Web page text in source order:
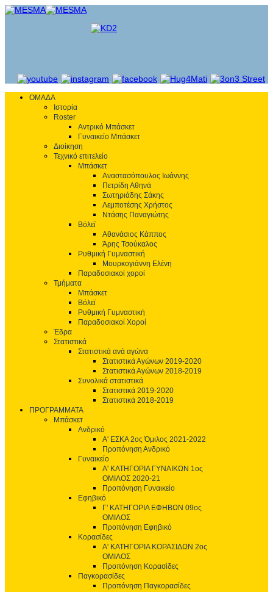
ΟΜΑΔΑ
Ιστορία
Roster
Αντρικό Μπάσκετ
Γυναικείο Μπάσκετ
Διοίκηση
Τεχνικό επιτελείο
Μπάσκετ
Αναστασόπουλος Ιωάννης
Πετρίδη Αθηνά
Σωτηριάδης Σάκης
Λεμποτέσης Χρήστος
Ντάσης Παναγιώτης
Βόλεϊ
Αθανάσιος Κάππος
Άρης Τσούκαλος
Ρυθμική Γυμναστική
Μουρκογιάννη Ελένη
Παραδοσιακοί χοροί
Τμήματα
Μπάσκετ
Βόλεϊ
Ρυθμική Γυμναστική
Παραδοσιακοί Χοροί
Έδρα
Στατιστικά
Στατιστικά ανά αγώνα
Στατιστικά Αγώνων 2019-2020
Στατιστικά Αγώνων 2018-2019
Συνολικά στατιστικά
Στατιστικά 2019-2020
Στατιστικά 2018-2019
ΠΡΟΓΡΑΜΜΑΤΑ
Μπάσκετ
Ανδρικό
Α' ΕΣΚΑ 2ος Όμιλος 2021-2022
Προπόνηση Ανδρικό
Γυναικείο
Α' ΚΑΤΗΓΟΡΙΑ ΓΥΝΑΙΚΩΝ 1ος
ΟΜΙΛΟΣ 2020-21
Προπόνηση Γυναικείο
Εφηβικό
Γ' ΚΑΤΗΓΟΡΙΑ ΕΦΗΒΩΝ 09ος
ΟΜΙΛΟΣ
Προπόνηση Εφηβικό
Κορασίδες
Α' ΚΑΤΗΓΟΡΙΑ ΚΟΡΑΣΙΔΩΝ 2ος
ΟΜΙΛΟΣ
Προπόνηση Κορασίδες
Παγκορασίδες
Προπόνηση Παγκορασίδες